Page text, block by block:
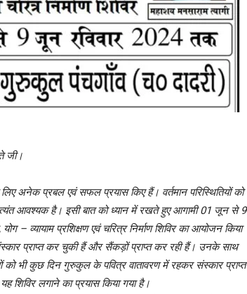
जी।
अनेक प्रबल एवं सफल प्रयास किए हैं। वर्तमान परिस्थितियों को
अत्यंत आवश्यक है। इसी बात को ध्यान में रखते हुए आगामी 01 जून से 9
व्यायाम प्रशिक्षण एवं चरित्र निर्माण शिविर का आयोजन किया
प्राप्त कर चुकी हैं और सैंकड़ों प्राप्त कर रही हैं। उनके साथ
को भी कुछ दिन गुरुकुल के पवित्र वातावरण में रहकर संस्कार प्राप्त
शिविर लगाने का प्रयास किया गया है।